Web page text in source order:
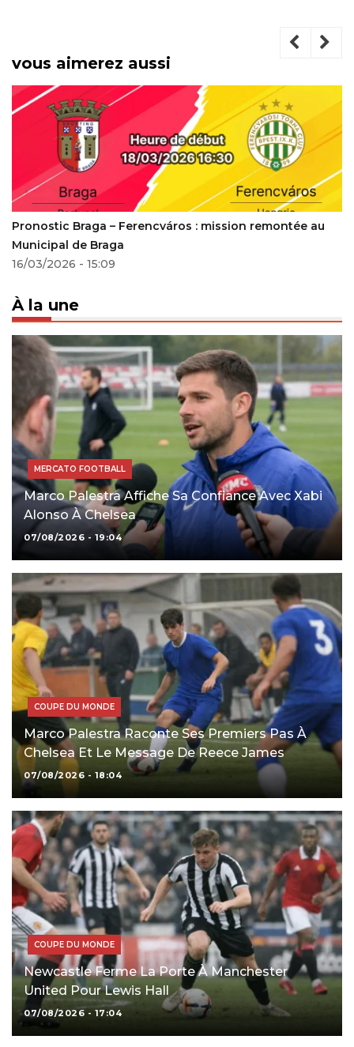
vous aimerez aussi
Pronostic Braga – Ferencváros : mission remontée au
Municipal de Braga
16/03/2026 - 15:09
À la une
MERCATO FOOTBALL
Marco Palestra Affiche Sa Confiance Avec Xabi
Alonso À Chelsea
07/08/2026 - 19:04
COUPE DU MONDE
Marco Palestra Raconte Ses Premiers Pas À
Chelsea Et Le Message De Reece James
07/08/2026 - 18:04
COUPE DU MONDE
Newcastle Ferme La Porte À Manchester
United Pour Lewis Hall
07/08/2026 - 17:04